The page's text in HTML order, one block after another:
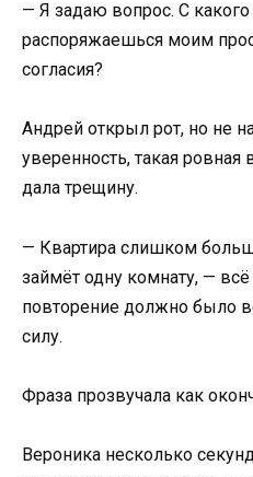
— Я задаю вопрос. С
распоряжаешься моим
согласия?
Андрей открыл рот, но не
уверенность, такая
дала трещину.
— Квартира слишком
займёт одну комнату, —
повторение должно было
силу.
Фраза прозвучала как
Вероника несколько